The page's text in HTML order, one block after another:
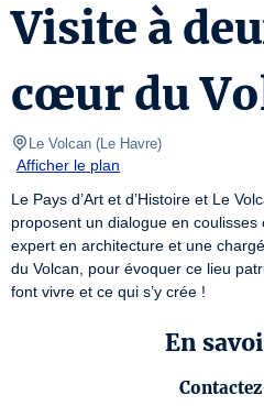
Visite à
cœur du
Le Volcan (Le Havre)
Afficher le plan
Le Pays d’Art et d’Histoire et Le
proposent un dialogue en
expert en architecture et une
du Volcan, pour évoquer ce lieu
font vivre et ce qui s’y crée !
En